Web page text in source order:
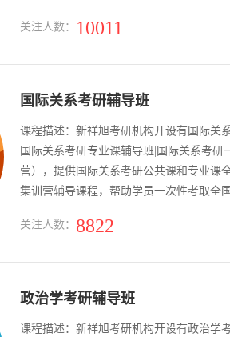
关注人数： 10011
国际关系考研辅导班
课程描述：新祥旭考研机构开设有国际关
国际关系考研专业课辅导班|国际关系考研
营），提供国际关系考研公共课和专业课
集训营辅导课程，帮助学员一次性考取全
关注人数： 8822
政治学考研辅导班
课程描述：新祥旭考研机构开设有政治学